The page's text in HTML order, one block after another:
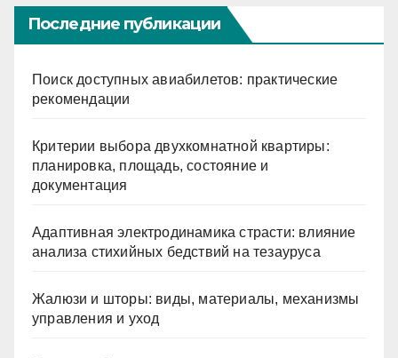
Последние публикации
Поиск доступных авиабилетов: практические
рекомендации
Критерии выбора двухкомнатной квартиры:
планировка, площадь, состояние и
документация
Адаптивная электродинамика страсти: влияние
анализа стихийных бедствий на тезауруса
Жалюзи и шторы: виды, материалы, механизмы
управления и уход